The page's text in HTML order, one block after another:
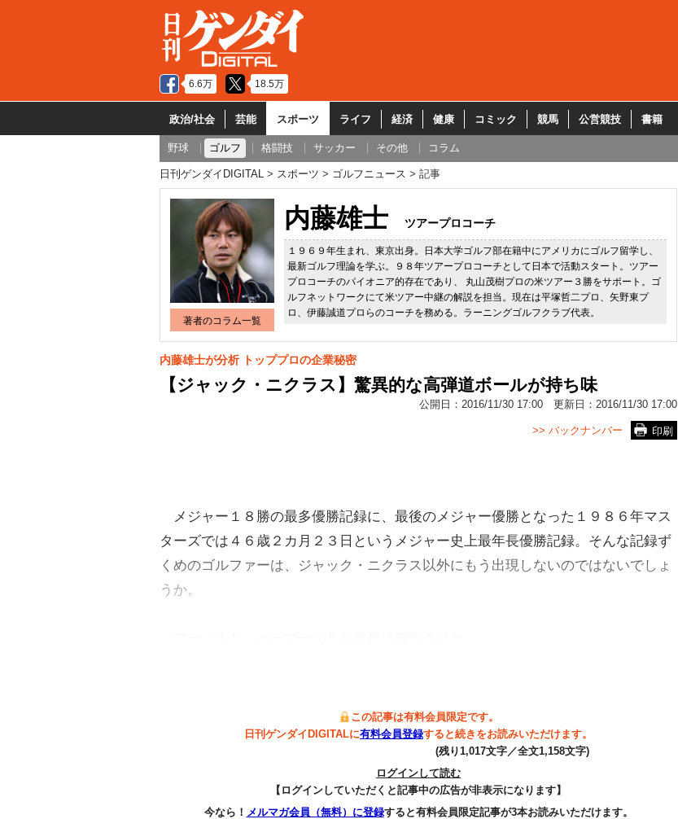
6.6万 18.5万
政治/社会 芸能 スポーツ ライフ 経済 健康 コミック 競馬 公営競技 書籍
野球 ゴルフ 格闘技 サッカー その他 コラム
日刊ゲンダイDIGITAL スポーツ ゴルフニュース 記事
著者のコラム一覧
内藤雄士 ツアープロコーチ
１９６９年生まれ、東京出身。日本大学ゴルフ部在籍中にアメリカにゴルフ留学し、
最新ゴルフ理論を学ぶ。９８年ツアープロコーチとして日本で活動スタート。ツアー
プロコーチのパイオニア的存在であり、 丸山茂樹プロの米ツアー３勝をサポート。ゴ
ルフネットワークにて米ツアー中継の解説を担当。現在は平塚哲二プロ、矢野東プ
ロ、伊藤誠道プロらのコーチを務める。ラーニングゴルフクラブ代表。
内藤雄士が分析 トッププロの企業秘密
【ジャック・ニクラス】驚異的な高弾道ボールが持ち味
公開日： 2016/11/30 17:00 更新日： 2016/11/30 17:00
印刷
>> バックナンバー
メジャー１８勝の最多優勝記録に、最後のメジャー優勝となった１９８６年マス
ターズでは４６歳２カ月２３日というメジャー史上最年長優勝記録。そんな記録ず
くめのゴルファーは、ジャック・ニクラス以外にもう出現しないのではないでしょ
うか。
この記事は有料会員限定です。
日刊ゲンダイDIGITALに有料会員登録すると続きをお読みいただけます。
(残り1,017文字／全文1,158文字)
ログインして読む
【ログインしていただくと記事中の広告が非表示になります】
今なら！ メルマガ会員（無料）に登録すると有料会員限定記事が3本お読みいただけます。